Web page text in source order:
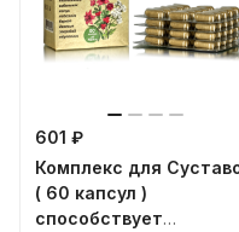
601 ₽
Комплекс для
( 60 капсул )
способствует